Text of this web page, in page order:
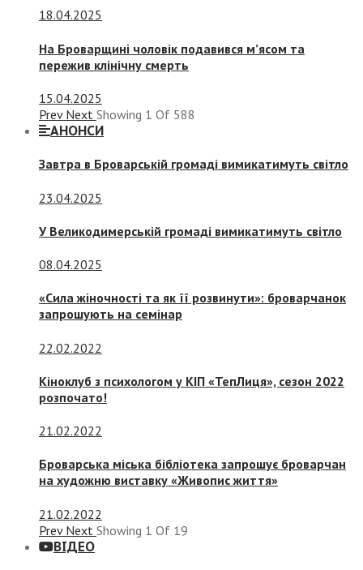
18.04.2025
На Броварщині чоловік подавився м’ясом та
пережив клінічну смерть
15.04.2025
Prev Next Showing 1 Of 588
АНОНСИ
Завтра в Броварській громаді вимикатимуть світло
23.04.2025
У Великодимерській громаді вимикатимуть світло
08.04.2025
«Сила жіночності та як її розвинути»: броварчанок
запрошують на семінар
22.02.2022
Кіноклуб з психологом у КІП «ТепЛиця», сезон 2022
розпочато!
21.02.2022
Броварська міська бібліотека запрошує броварчан
на художню виставку «Живопис життя»
21.02.2022
Prev Next Showing 1 Of 19
ВІДЕО